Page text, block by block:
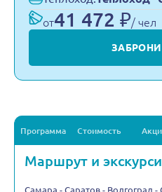
от41 472 ₽/ чел
Программа Стоимость
Маршрут и
Самара - Саратов - Волгоград -